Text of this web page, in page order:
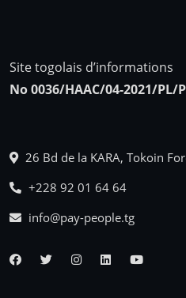
Site togolais d’informations
No 0036/HAAC/04-2021/PL/P
26 Bd de la KARA, Tokoin
+228 92 01 64 64
info@pay-people.tg